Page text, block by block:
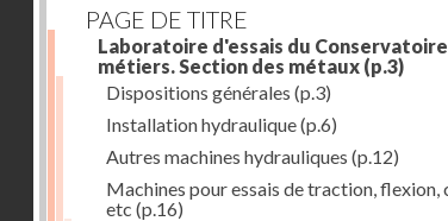
PAGE DE TITRE
Laboratoire d'essais du
métiers. Section des métaux (p.3)
Dispositions générales (p.3)
Installation hydraulique(p.6)
Autres machines hydrauliques (p.12)
Machines pour essais de traction, flexion,
etc (p.16)